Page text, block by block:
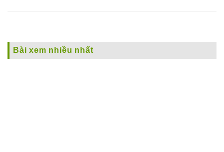
Bài xem nhiều nhất